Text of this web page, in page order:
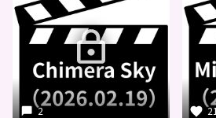
2 21